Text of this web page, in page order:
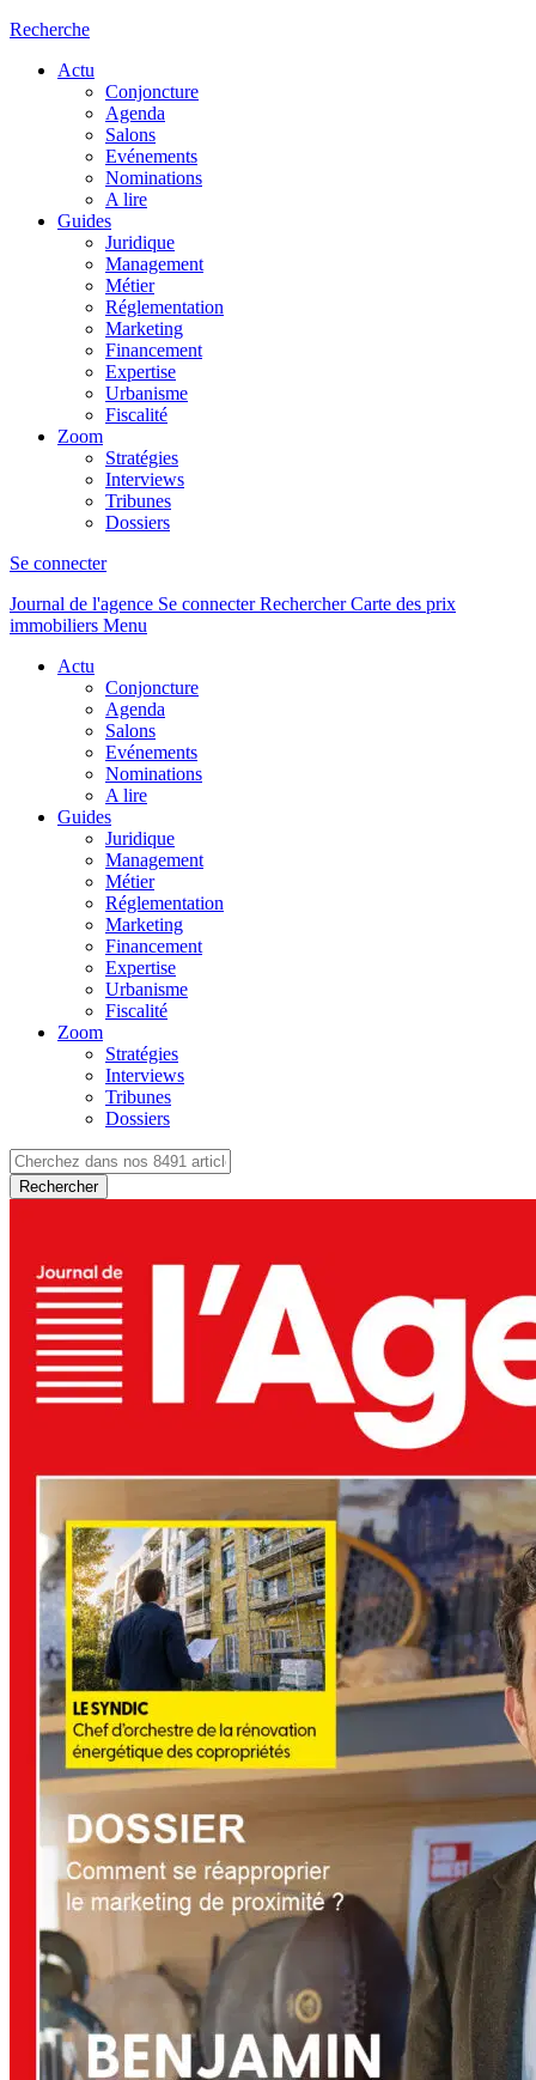
Recherche
Actu
Conjoncture
Agenda
Salons
Evénements
Nominations
A lire
Guides
Juridique
Management
Métier
Réglementation
Marketing
Financement
Expertise
Urbanisme
Fiscalité
Zoom
Stratégies
Interviews
Tribunes
Dossiers
Se connecter
Journal de l'agence Se connecterRechercher Carte des prix
immobiliers Menu
Actu
Conjoncture
Agenda
Salons
Evénements
Nominations
A lire
Guides
Juridique
Management
Métier
Réglementation
Marketing
Financement
Expertise
Urbanisme
Fiscalité
Zoom
Stratégies
Interviews
Tribunes
Dossiers
Rechercher